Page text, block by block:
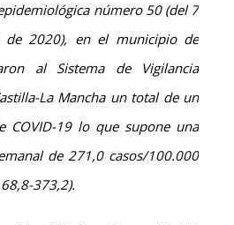
número 50 (del 7
2020), en el municipio de
al Sistema de Vigilancia
La Mancha un total de un
COVID-19 lo que supone una
de 271,0 casos/100.000
373,2).